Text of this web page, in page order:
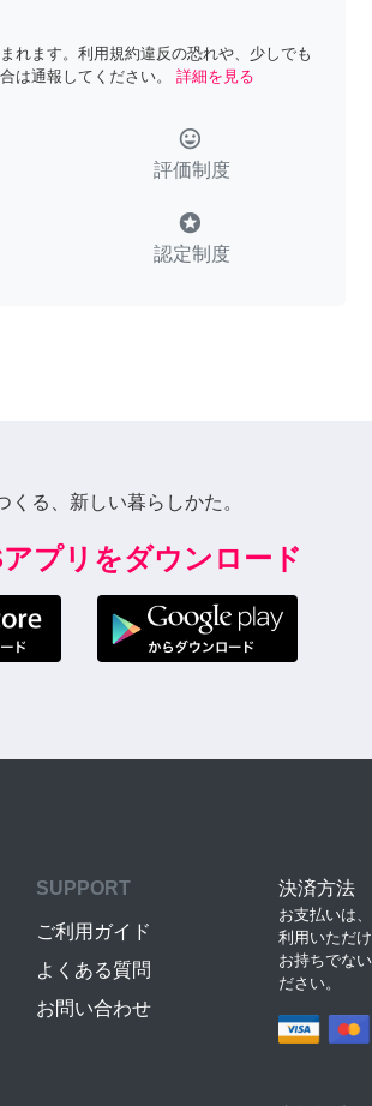
れます。利用規約違反の恐れや、少しでも
は通報してください。
詳細を見る
tag_faces
評価制度
stars
認定制度
くる、新しい暮らしかた。
プリをダウンロード
SUPPORT
ご利用ガイド
よくある質問
お問い合わせ
決済方法
お支払いは
利用いただ
お持ちでな
ださい。